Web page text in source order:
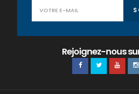
Rejoignez-nous